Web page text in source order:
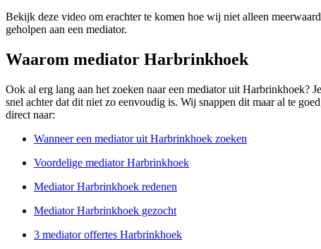
Bekijk deze video om erachter te komen hoe wij niet alleen
geholpen aan een mediator.
Waarom mediator Harbrinkhoek
Ook al erg lang aan het zoeken naar een mediator uit
snel achter dat dit niet zo eenvoudig is. Wij snappen dit maar al te
direct naar:
Wanneer een mediator uit Harbrinkhoek zoeken
Voordelige mediator Harbrinkhoek
Mediator Harbrinkhoek redenen
Mediator Harbrinkhoek gezocht
3 mediator offertes Harbrinkhoek